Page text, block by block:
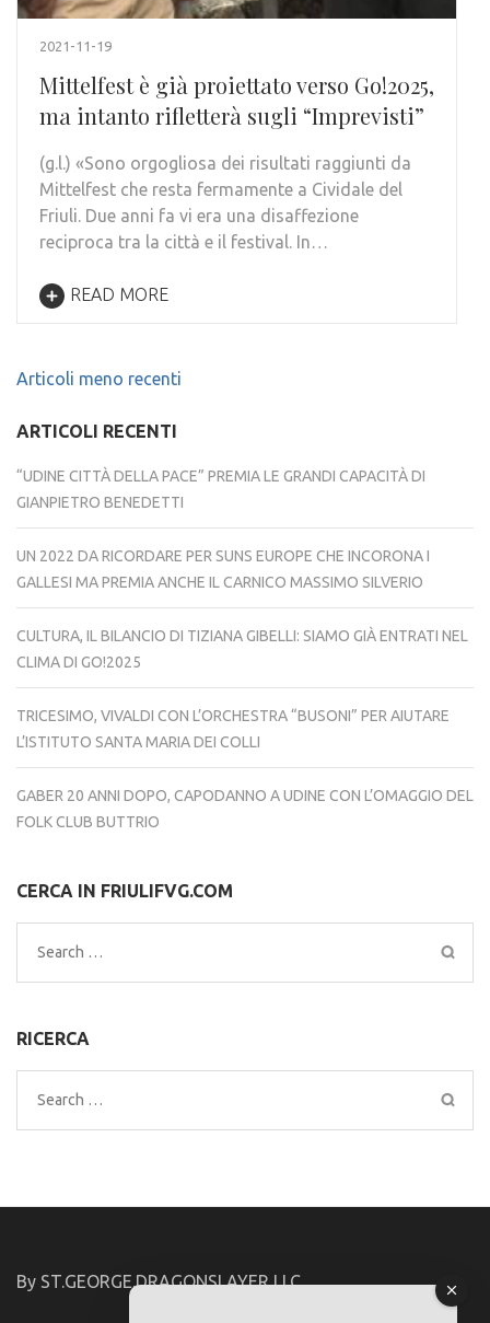
2021-11-19
Mittelfest è già proiettato verso Go!2025,
ma intanto rifletterà sugli “Imprevisti”
(g.l.) «Sono orgogliosa dei risultati raggiunti da
Mittelfest che resta fermamente a Cividale del
Friuli. Due anni fa vi era una disaffezione
reciproca tra la città e il festival. In…
READ MORE
Navigazione
Articoli meno recenti
ARTICOLI RECENTI
“UDINE CITTÀ DELLA PACE” PREMIA LE GRANDI CAPACITÀ DI
GIANPIETRO BENEDETTI
UN 2022 DA RICORDARE PER SUNS EUROPE CHE INCORONA I
GALLESI MA PREMIA ANCHE IL CARNICO MASSIMO SILVERIO
CULTURA, IL BILANCIO DI TIZIANA GIBELLI: SIAMO GIÀ ENTRATI NEL
CLIMA DI GO!2025
TRICESIMO, VIVALDI CON L’ORCHESTRA “BUSONI” PER AIUTARE
L’ISTITUTO SANTA MARIA DEI COLLI
GABER 20 ANNI DOPO, CAPODANNO A UDINE CON L’OMAGGIO DEL
FOLK CLUB BUTTRIO
CERCA IN FRIULIFVG.COM
Search
for:
RICERCA
Search
for:
By ST.GEORGE.DRAGONSLAYER LLC